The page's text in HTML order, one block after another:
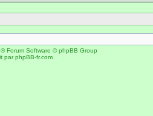
® Forum Software © phpBB Group
parphpBB-fr.com